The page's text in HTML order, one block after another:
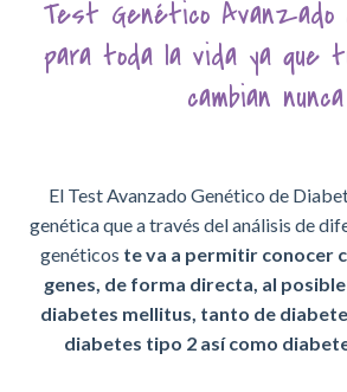
Test Genético
para toda la vida ya que
cambian nunca
El Test Avanzado Genético de
genética que a través del análisis de
genéticos te va a permitir conocer
genes, de forma directa, al
diabetes mellitus, tanto de
diabetes tipo 2 así como